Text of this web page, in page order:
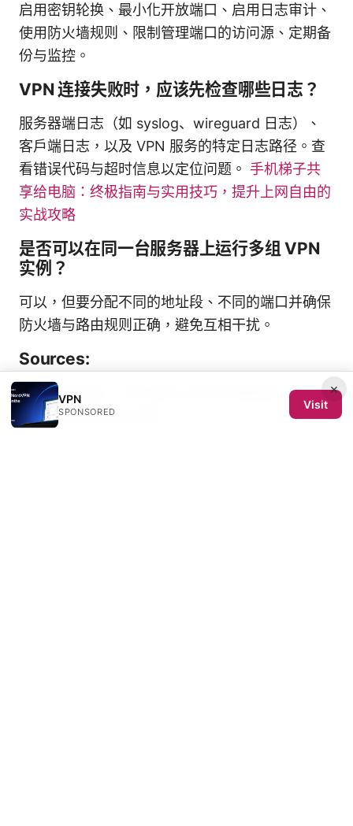
启用密钥轮换、最小化开放端口、启用日志审计、
使用防火墙规则、限制管理端口的访问源、定期备
份与监控。
VPN 连接失败时，应该先检查哪些日志？
服务器端日志（如 syslog、wireguard 日志）、
客户端日志，以及 VPN 服务的特定日志路径。查
看错误代码与超时信息以定位问题。 手机梯子共
享给电脑：终极指南与实用技巧，提升上网自由的
实战攻略
是否可以在同一台服务器上运行多组 VPN
实例？
可以，但要分配不同的地址段、不同的端口并确保
防火墙与路由规则正确，避免互相干扰。
Sources:
机场推荐免费：VPN 安全上网全流程指南，含实
用工具与高性价比选择
×
VPN
SPONSORED
Visit